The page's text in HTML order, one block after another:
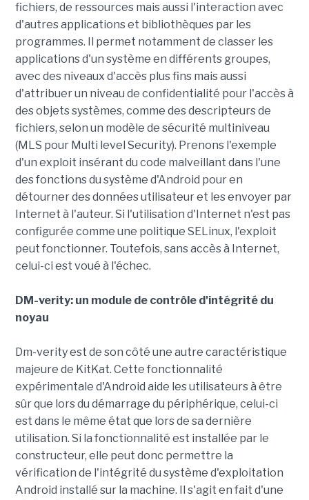
fichiers, de ressources mais aussi l'interaction avec
d'autres applications et bibliothèques par les
programmes. Il permet notamment de classer les
applications d'un système en différents groupes,
avec des niveaux d'accès plus fins mais aussi
d'attribuer un niveau de confidentialité pour l'accès à
des objets systèmes, comme des descripteurs de
fichiers, selon un modèle de sécurité multiniveau
(MLS pour Multi level Security). Prenons l'exemple
d'un exploit insérant du code malveillant dans l'une
des fonctions du système d'Android pour en
détourner des données utilisateur et les envoyer par
Internet à l'auteur. Si l'utilisation d'Internet n'est pas
configurée comme une politique SELinux, l'exploit
peut fonctionner. Toutefois, sans accès à Internet,
celui-ci est voué à l'échec.
DM-verity: un module de contrôle d'intégrité du
noyau
Dm-verity est de son côté une autre caractéristique
majeure de KitKat. Cette fonctionnalité
expérimentale d'Android aide les utilisateurs à être
sûr que lors du démarrage du périphérique, celui-ci
est dans le même état que lors de sa dernière
utilisation. Si la fonctionnalité est installée par le
constructeur, elle peut donc permettre la
vérification de l'intégrité du système d'exploitation
Android installé sur la machine. Il s'agit en fait d'une